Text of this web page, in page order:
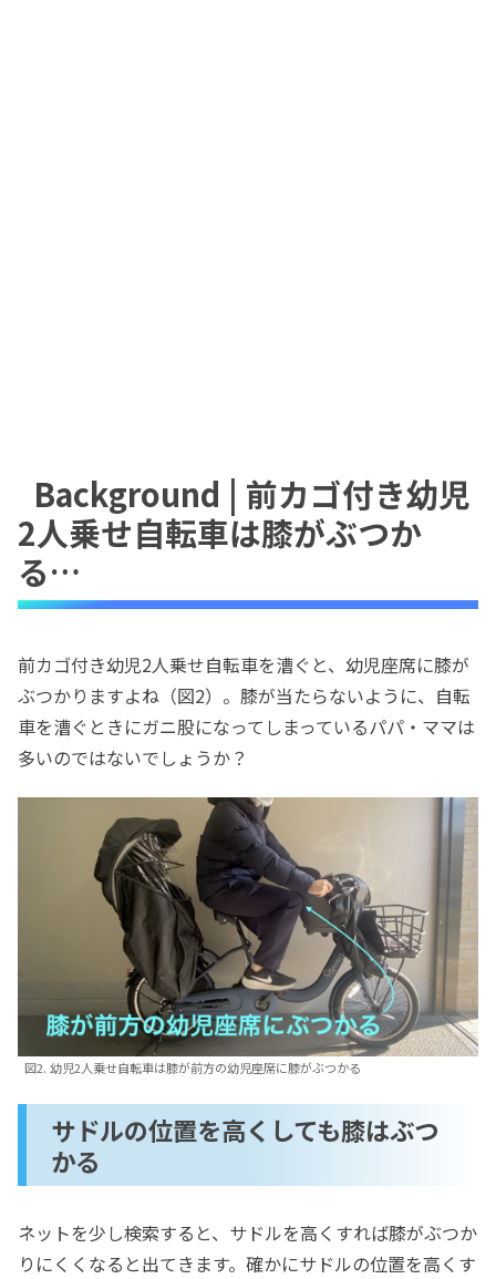
Background | 前カゴ付き幼児
2人乗せ自転車は膝がぶつか
る…
前カゴ付き幼児2人乗せ自転車を漕ぐと、幼児座席に膝が
ぶつかりますよね（図2）。膝が当たらないように、自転
車を漕ぐときにガニ股になってしまっているパパ・ママは
多いのではないでしょうか？
図2. 幼児2人乗せ自転車は膝が前方の幼児座席に膝がぶつかる
サドルの位置を高くしても膝はぶつ
かる
ネットを少し検索すると、サドルを高くすれば膝がぶつか
りにくくなると出てきます。確かにサドルの位置を高くす